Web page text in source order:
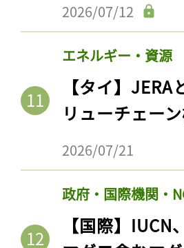
2026/07/12
エネルギー・資源
【タイ】
リューチェー
2026/07/21
政府・国際機関・
【国際】